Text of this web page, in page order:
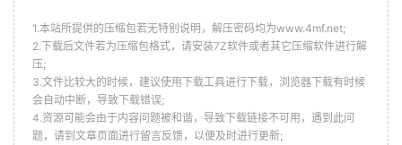
1.本站所提供的压缩包若无特别说明，解压密码均为www.4mf.net;
2.下载后文件若为压缩包格式，请安装7Z软件或者其它压缩软件进行解
压;
3.文件比较大的时候，建议使用下载工具进行下载，浏览器下载有时候
会自动中断，导致下载错误;
4.资源可能会由于内容问题被和谐，导致下载链接不可用，遇到此问
题，请到文章页面进行留言反馈，以便及时进行更新;